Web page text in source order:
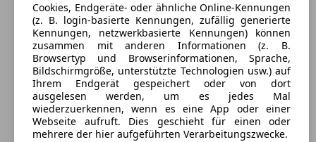
Cookies, Endgeräte- oder ähnliche Online-Kennungen
(z. B. login-basierte Kennungen, zufällig generierte
Kennungen, netzwerkbasierte Kennungen) können
zusammen mit anderen Informationen (z. B.
Browsertyp und Browserinformationen, Sprache,
Bildschirmgröße, unterstützte Technologien usw.) auf
Ihrem Endgerät gespeichert oder von dort
ausgelesen werden, um es jedes Mal
wiederzuerkennen, wenn es eine App oder einer
Webseite aufruft. Dies geschieht für einen oder
mehrere der hier aufgeführten Verarbeitungszwecke.